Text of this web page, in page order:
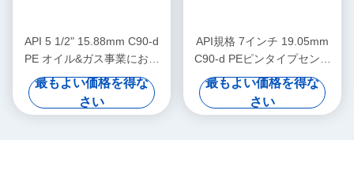
API 5 1/2" 15.88mm C90-d
PE オイル&ガス事業におけ
る石油場集中機
最もよい価格を得な
さい
API規格 7インチ 19.05mm
C90-d PEピンタイプセンタ
ライザー（石油・ガス掘削に
おけるケーシングセンタライ
ザーの変位抑制用）
最もよい価格を得な
さい